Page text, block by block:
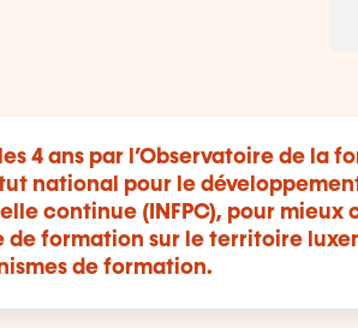
4 ans par l’Observatoire de la
national pour le
continue (INFPC), pour mieux
de formation sur le territoire
de formation.